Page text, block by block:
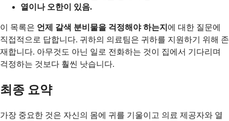
열이나 오한이 있음.
이 목록은 언제 갈색 분비물을 걱정해야 하는지 에 대한 질문에
직접적으로 답합니다. 귀하의 의료팀은 귀하를 지원하기 위해 존
재합니다. 아무것도 아닌 일로 전화하는 것이 집에서 기다리며
걱정하는 것보다 훨씬 낫습니다.
최종 요약
가장 중요한 것은 자신의 몸에 귀를 기울이고 의료 제공자와 열